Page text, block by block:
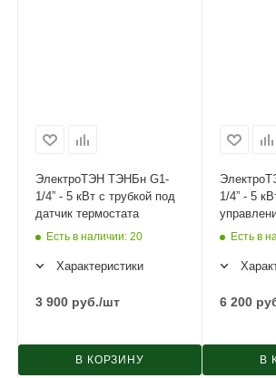
ЭлектроТЭН ТЭНБн G1-
1/4” - 5 кВт с трубкой под
датчик термостата
Есть в наличии: 20
Характеристики
3 900 руб./шт
В КОРЗИНУ
1/4” - 5
Есть в
6 200
В